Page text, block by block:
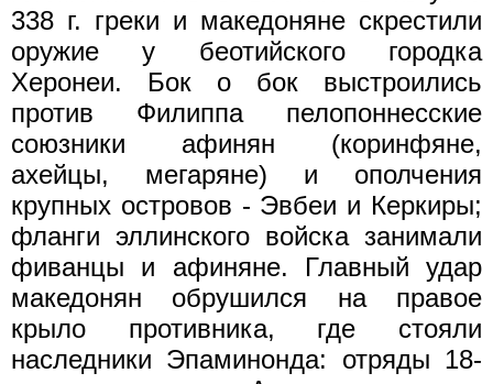
338 г. греки и македо­няне скрестили
оружие у беотийского городка
Херонеи. Бок о бок выстроились
против Филиппа пелопоннесские
союзники афинян (коринфяне,
ахейцы, мегаряне) и ополчения
крупных островов - Эвбеи и Керкиры;
фланги эллинского войска занимали
фиванцы и афиняне. Главный удар
македонян обрушился на правое
крыло противника, где стояли
наследники Эпаминонда: отряды 18-